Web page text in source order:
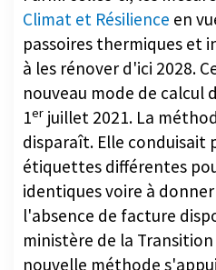
passoires thermiques et
à les rénover d'ici 2028.
nouveau mode de calcul
1 juillet 2021. La
disparaît. Elle conduisait
étiquettes différentes
identiques voire à donner
l'absence de facture
ministère de la
nouvelle méthode
caractéristiques